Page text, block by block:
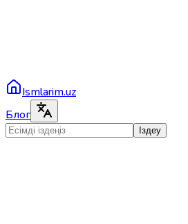
Ismlarim.uz
Блог
Іздеу